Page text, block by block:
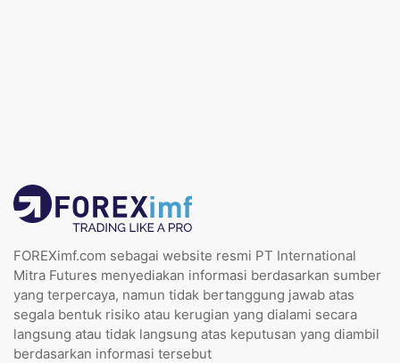
FOREXimf.com sebagai website resmi PT International
Mitra Futures menyediakan informasi berdasarkan sumber
yang terpercaya, namun tidak bertanggung jawab atas
segala bentuk risiko atau kerugian yang dialami secara
langsung atau tidak langsung atas keputusan yang diambil
berdasarkan informasi tersebut